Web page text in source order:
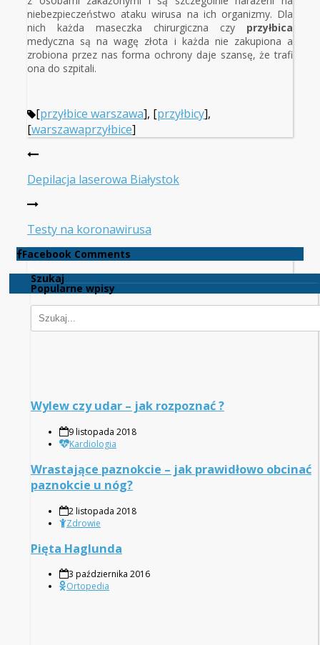
niebezpieczeństwo ataku wirusa na ich organizmy. Dla
nich każda maseczka chirurgiczna czy przyłbica
medyczna są na wagę złota i każda nie zakupiona a
zrobiona przez nas forma ochrony daje szansę, że trafi
ona do szpitali.
[przyłbice warszawa], [przyłbicy],
[warszawaprzyłbice]
Depilacja laserowa Białystok
Testy na koronawirusa
Facebook Comments
Szukaj
Popularne wpisy
Wylew czy udar – jak rozpoznać ?
9 listopada 2018
Kardiologia
Wrastające paznokcie – jak prawidłowo obcinać
paznokcie u nóg?
2 listopada 2018
Zdrowie
Pięta Haglunda
3 października 2016
Ortopedia